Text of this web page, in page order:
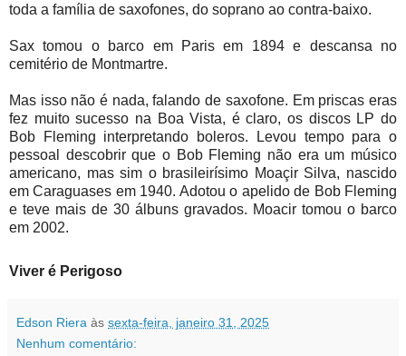
toda a família de saxofones, do soprano ao contra-baixo.
Sax tomou o barco em Paris em 1894 e descansa no
cemitério de Montmartre.
Mas isso não é nada, falando de saxofone. Em priscas eras
fez muito sucesso na Boa Vista, é claro, os discos LP do
Bob Fleming interpretando boleros. Levou tempo para o
pessoal descobrir que o Bob Fleming não era um músico
americano, mas sim o brasileirísimo Moaçir Silva, nascido
em Caraguases em 1940. Adotou o apelido de Bob Fleming
e teve mais de 30 álbuns gravados. Moacir tomou o barco
em 2002.
Viver é Perigoso
Edson Riera às sexta-feira, janeiro 31, 2025
Nenhum comentário: